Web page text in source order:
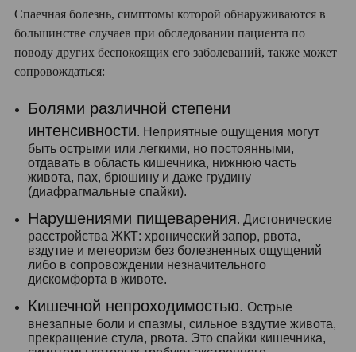
Спаечная болезнь, симптомы которой обнаруживаются в
большинстве случаев при обследовании пациента по
поводу других беспокоящих его заболеваний, также может
сопровождаться:
Болями различной степени
интенсивности. Неприятные ощущения могут
быть острыми или легкими, но постоянными,
отдавать в область кишечника, нижнюю часть
живота, пах, брюшину и даже грудину
(диафрагмальные спайки).
Нарушениями пищеварения. Дистонические
расстройства ЖКТ: хронический запор, рвота,
вздутие и метеоризм без болезненных ощущений
либо в сопровождении незначительного
дискомфорта в животе.
Кишечной непроходимостью. Острые
внезапные боли и спазмы, сильное вздутие живота,
прекращение стула, рвота. Это спайки кишечника,